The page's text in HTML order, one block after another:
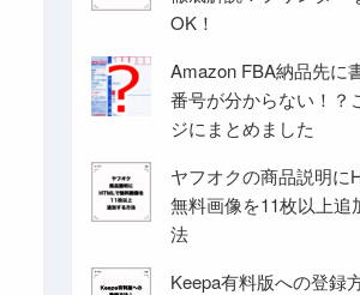
OK！
Amazon FBA納品先に
番号が分からない！？
ジにまとめました
ヤフオクの商品説明に
無料画像を11枚以上追
法
Keepa有料版への登録